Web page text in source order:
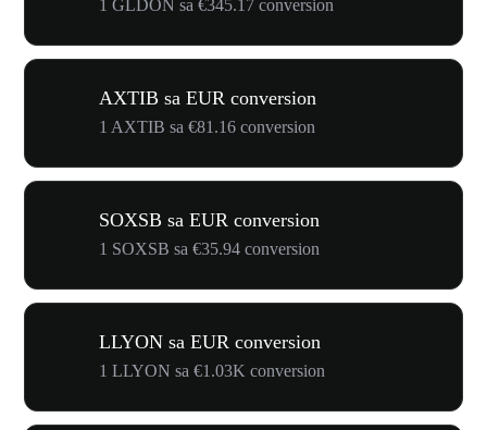
1 GLDON sa €345.17 conversion
AXTIB sa EUR conversion
1 AXTIB sa €81.16 conversion
SOXSB sa EUR conversion
1 SOXSB sa €35.94 conversion
LLYON sa EUR conversion
1 LLYON sa €1.03K conversion